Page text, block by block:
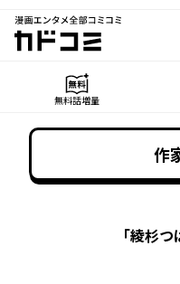
漫画エンタメ全部コミコミ
カドコミ
無料話増量
作
「綾杉つ